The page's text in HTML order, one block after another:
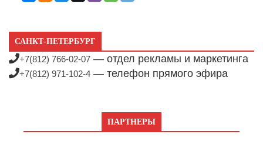
САНКТ-ПЕТЕРБУРГ
+7(812) 766-02-07 — отдел рекламы и маркетинга
+7(812) 971-102-4 — телефон прямого эфира
ПАРТНЕРЫ